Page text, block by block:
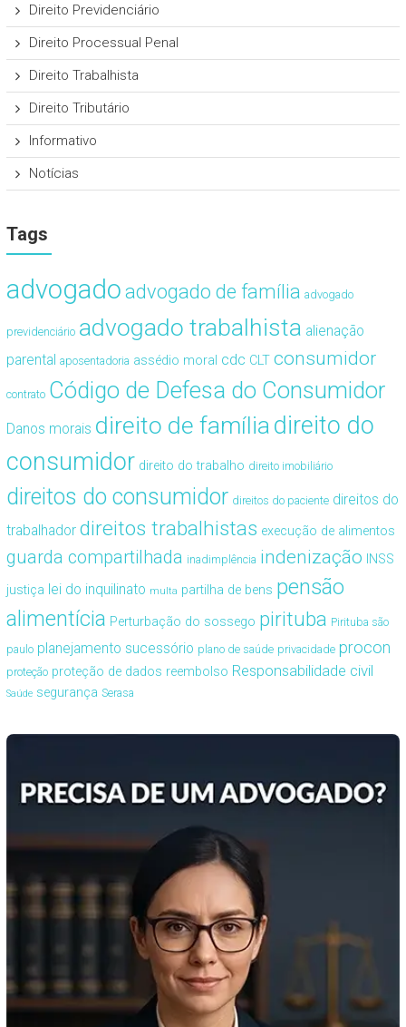
Direito Previdenciário
Direito Processual Penal
Direito Trabalhista
Direito Tributário
Informativo
Notícias
Tags
advogado advogado de família advogado
previdenciário advogado trabalhista alienação
parental aposentadoria assédio moral cdc CLT consumidor
contrato Código de Defesa do Consumidor
Danos morais direito de famíliadireito do
consumidor direito do trabalho direito imobiliário
direitos do consumidor direitos do paciente direitos do
trabalhador direitos trabalhistas execução de alimentos
guarda compartilhada inadimplência indenização INSS
justiça lei do inquilinato multa partilha de bens pensão
alimentícia Perturbação do sossego pirituba Pirituba são
paulo planejamento sucessório plano de saúde privacidade procon
proteção proteção de dados reembolso Responsabilidade civil
Saúde segurança Serasa